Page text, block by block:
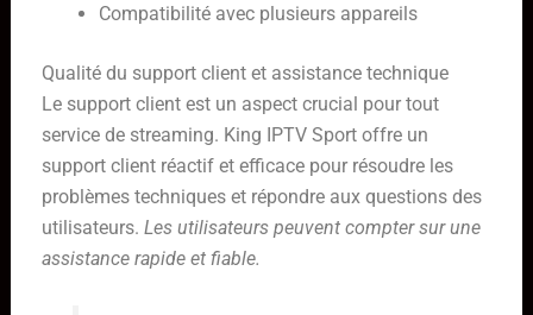
Compatibilité avec plusieurs appareils
Qualité du support client et assistance technique
Le support client est un aspect crucial pour tout
service de streaming. King IPTV Sport offre un
support client réactif et efficace pour résoudre les
problèmes techniques et répondre aux questions des
utilisateurs. Les utilisateurs peuvent compter sur une
assistance rapide et fiable.